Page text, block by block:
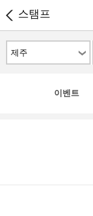
스탬프
제주
이벤트